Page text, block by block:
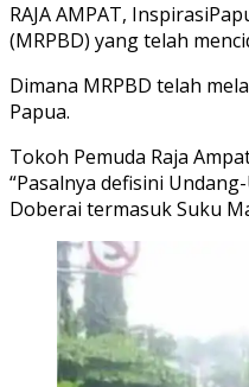
RAJA AMPAT,
(MRPBD) yang telah
Dimana MRPBD telah
Papua.
Tokoh Pemuda Raja
“Pasalnya defisini
Doberai termasuk Suku